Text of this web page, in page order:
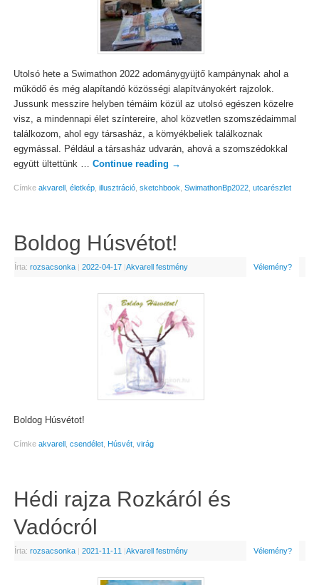
Utolsó hete a Swimathon 2022 adománygyüjtő kampánynak ahol a
működő és még alapítandó közösségi alapítványokért rajzolok.
Jussunk messzire helyben témáim közül az utolsó egészen közelre
visz, a mindennapi élet színtereire, ahol közvetlen szomszédaimmal
találkozom, ahol egy társasház, a környékbeliek találkoznak
egymással. Például a társasház udvarán, ahová a szomszédokkal
együtt ültettünk … Continue reading →
Címke akvarell, életkép, illusztráció, sketchbook SwimathonBp2022, utcarészlet
Boldog Húsvétot!
Írta: rozsacsonka | 2022-04-17 |Akvarell festmény Vélemény?
Boldog Húsvétot!
Címke akvarell, csendélet, Húsvét, virág
Hédi rajza Rozkáról és
Vadócról
Írta: rozsacsonka | 2021-11-11 |Akvarell festmény Vélemény?